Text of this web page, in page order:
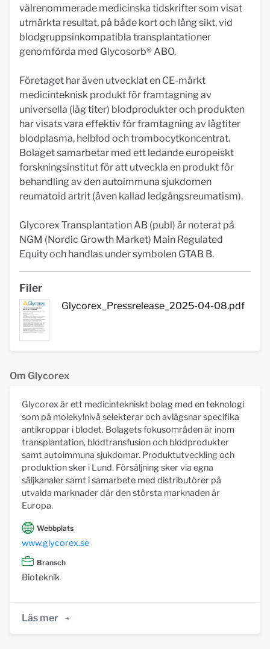
välrenommerade medicinska tidskrifter som visat
utmärkta resultat, på både kort och lång sikt, vid
blodgruppsinkompatibla transplantationer
genomförda med Glycosorb® ABO.
Företaget har även utvecklat en CE-märkt
medicinteknisk produkt för framtagning av
universella (låg titer) blodprodukter och produkten
har visats vara effektiv för framtagning av lågtiter
blodplasma, helblod och trombocytkoncentrat.
Bolaget samarbetar med ett ledande europeiskt
forskningsinstitut för att utveckla en produkt för
behandling av den autoimmuna sjukdomen
reumatoid artrit (även kallad ledgångsreumatism).
Glycorex Transplantation AB (publ) är noterat på
NGM (Nordic Growth Market) Main Regulated
Equity och handlas under symbolen GTAB B.
Filer
Glycorex_Pressrelease_2025-04-08.pdf
Om Glycorex
Glycorex är ett medicintekniskt bolag med en teknologi
som på molekylnivå selekterar och avlägsnar specifika
antikroppar i blodet. Bolagets fokusområden är inom
transplantation, blodtransfusion och blodprodukter
samt autoimmuna sjukdomar. Produktutveckling och
produktion sker i Lund. Försäljning sker via egna
säljkanaler samt i samarbete med distributörer på
utvalda marknader där den största marknaden är
Europa.
Webbplats
www.glycorex.se
Bransch
Bioteknik
Läs mer